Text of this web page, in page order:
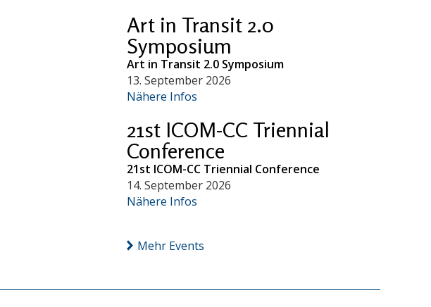
Art in Transit 2.0
Symposium
Art in Transit 2.0 Symposium
13. September 2026
Nähere Infos
21st ICOM-CC Triennial
Conference
21st ICOM-CC Triennial Conference
14. September 2026
Nähere Infos
Mehr Events